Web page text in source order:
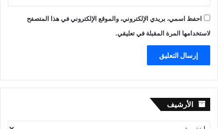
احفظ اسمي، بريدي الإلكتروني، والموقع الإلكتروني في هذا المتصفح
لاستخدامها المرة المقبلة في تعليقي.
الأرشيف الأرشيف